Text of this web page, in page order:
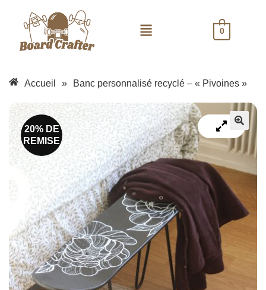
0
Accueil » Banc personnalisé recyclé – « Pivoines »
20% DE
REMISE